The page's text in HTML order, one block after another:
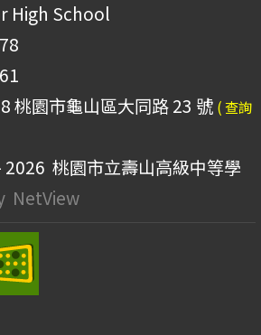
High School
桃園市龜山區大同路 23 號 ( 查詢
2026 桃園市立壽山高級中等學
NetView